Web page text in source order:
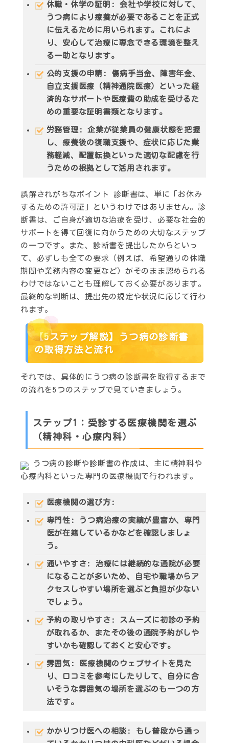
休職・休学の証明 : 会社や学校に対して、
うつ病により療養が必要であることを正式
に伝えるために用いられます。これによ
り、安心して治療に専念できる環境を整え
る一助となります。
公的支援の申請 : 傷病手当金、障害年金、
自立支援医療（精神通院医療）といった経
済的なサポートや医療費の助成を受けるた
めの重要な証明書類となります。
労務管理 : 企業が従業員の健康状態を把握
し、療養後の復職支援や、症状に応じた業
務軽減、配置転換といった適切な配慮を行
うための根拠として活用されます。
誤解されがちなポイント
診断書は、単に「お休み
するための許可証」というわけではありません。診
断書は、ご自身が適切な治療を受け、必要な社会的
サポートを得て回復に向かうための大切なステップ
の一つです。また、診断書を提出したからといっ
て、必ずしも全ての要求（例えば、希望通りの休職
期間や業務内容の変更など）がそのまま認められる
わけではないことも理解しておく必要があります。
最終的な判断は、提出先の規定や状況に応じて行わ
れます。
【5ステップ解説】うつ病の診断書
の取得方法と流れ
それでは、具体的にうつ病の診断書を取得するまで
の流れを5つのステップで見ていきましょう。
ステップ1：受診する医療機関を選ぶ
（精神科・心療内科）
うつ病の診断や診断書の作成は、主に 精神科や
心療内科 といった専門の医療機関で行われます。
医療機関の選び方 :
専門性 : うつ病治療の実績が豊富か、専門
医が在籍しているかなどを確認しましょ
う。
通いやすさ : 治療には継続的な通院が必要
になることが多いため、自宅や職場からア
クセスしやすい場所を選ぶと負担が少ない
でしょう。
予約の取りやすさ : スムーズに初診の予約
が取れるか、またその後の通院予約がしや
すいかも確認しておくと安心です。
雰囲気 : 医療機関のウェブサイトを見た
り、口コミを参考にしたりして、自分に合
いそうな雰囲気の場所を選ぶのも一つの方
法です。
かかりつけ医への相談 : もし普段から通っ